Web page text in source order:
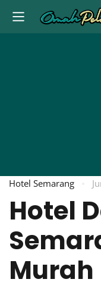
Hotel Semarang
Hotel
Murah